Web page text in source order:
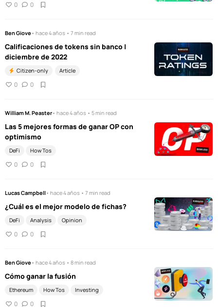
0 0
Ben Giove• hace 4 años • 7 min read
Calificaciones de tokens sin banco |
diciembre de 2022
Citizen-only Article
0 0
William M. Peaster• hace 4 años • 5 min read
Las 5 mejores formas de ganar OP con
optimismo
DeFi How Tos
0 0
Lucas Campbell• hace 4 años • 7 min read
¿Cuál es el mejor modelo de fichas?
DeFi Analysis Opinion
0 0
Ben Giove• hace 4 años • 8 min read
Cómo ganar la fusión
Ethereum How Tos Investing
0 0